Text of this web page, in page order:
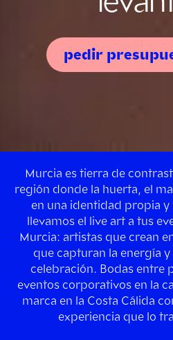
pedir
Murcia es tierra de
región donde la huerta, el
en una identidad propia
llevamos el live art a tus
Murcia: artistas que crean
que capturan la energía
celebración. Bodas entre
eventos corporativos en la
marca en la Costa Cálida
experiencia que lo